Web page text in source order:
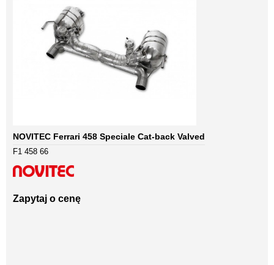
NOVITEC Ferrari 458 Speciale Cat-back Valved
F1 458 66
Zapytaj o cenę